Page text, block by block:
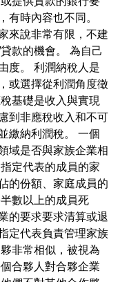
有時內容也不同。
來說非常有限，不建
款的機會。 為自己
度。 利潤納稅人是
或選擇從利潤角度徵
基礎是收入與實現
到非應稅收入和不可
繳納利潤稅。 一個
域是否與家族企業相
定代表的成員的家
的份額、家庭成員的
數以上的成員死
的要求要求清算或退
定代表負責管理家族
非常相似，被視為
合夥人對合夥企業